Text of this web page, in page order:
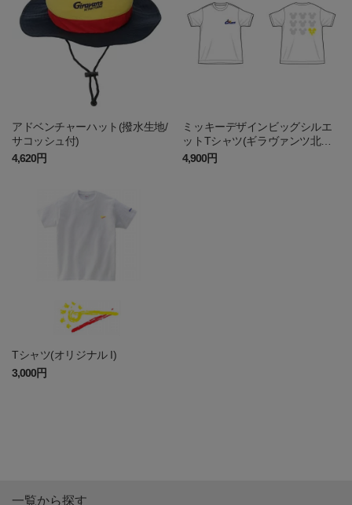
アドベンチャーハット(撥水生地/
サコッシュ付)
4,620円
ミッキーデザインビッグシルエ
ットTシャツ(ギラヴァンツ北九
州)
4,900円
Tシャツ(オリジナル I)
3,000円
一覧から探す